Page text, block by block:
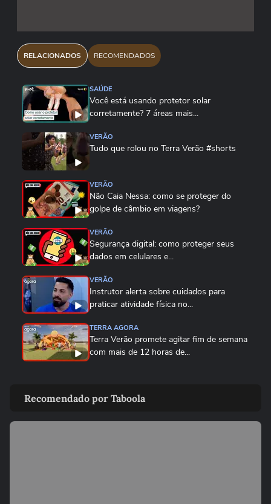
RELACIONADOS RECOMENDADOS
SAÚDE
Você está usando protetor solar
corretamente? 7 áreas mais...
VERÃO
Tudo que rolou no Terra Verão #shorts
VERÃO
Não Caia Nessa: como se proteger do
golpe de câmbio em viagens?
VERÃO
Segurança digital: como proteger seus
dados em celulares e...
VERÃO
Instrutor alerta sobre cuidados para
praticar atividade física no...
TERRA AGORA
Terra Verão promete agitar fim de semana
com mais de 12 horas de...
participa de ensaio da Unidos...
VERÃO
Recomendado por Taboola